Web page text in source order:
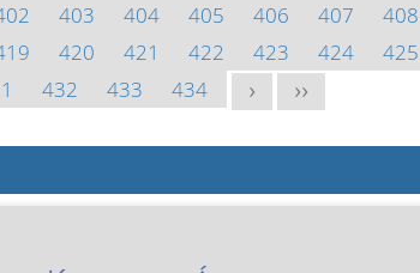
403 404 405 406 407 408
420 421 422 423 424 425
432 433 434 > >>